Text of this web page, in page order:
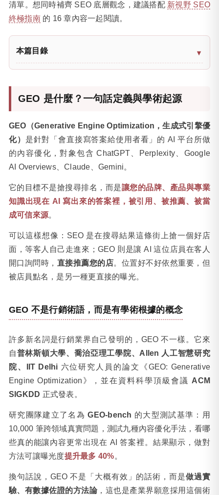
清單。想同時補齊 SEO 底層觀念，建議搭配 新視野 SEO
終極指南的 16 章內容一起閱讀。
本篇目錄
GEO 是什麼？一句話定義與學術起源
GEO（Generative Engine Optimization，生成式引擎優
化） 是針對「會直接寫答案給使用者看」的 AI 平台所做
的內容優化，對象包含 ChatGPT、Perplexity、Google
AI Overviews、Claude、Gemini。
它的目標不是搶搜尋排名，而是讓您的品牌、產品與專業
知識出現在 AI 寫出來的答案裡，被引用、被推薦、被當
成可信來源。
可以這樣想像：SEO 是在搜尋結果這條街上搶一個好店
面，等客人自己走進來；GEO 則是讓 AI 這位店員在客人
開口詢問時， 直接推薦您的店。位置好不好依然重要，但
被店員點名，是另一種更直接的曝光。
GEO 不是行銷術語，而是有學術根據的概念
許多新名詞是行銷業界自己發明的，GEO 不一樣。它來
自普林斯頓大學、喬治亞理工學院、Allen 人工智慧研究
院、IIT Delhi 六位研究人員的論文《GEO: Generative
Engine Optimization》，並在資料科學頂級會議 ACM
SIGKDD 正式發表。
研究團隊建立了名為GEO-bench 的大型測試基準：用
10,000 筆跨領域真實問題，測試九種內容優化手法，看哪
些真的能讓內容更常出現在 AI 答案裡。結果顯示，做對
方法可讓曝光度提升最多 40%。
換句話說，GEO 不是「大概有效」的話術，而是做過實
驗、有數據佐證的方法論，這也是產業界願意採用這個術